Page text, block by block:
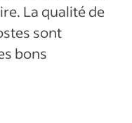
La qualité de
sont
bons